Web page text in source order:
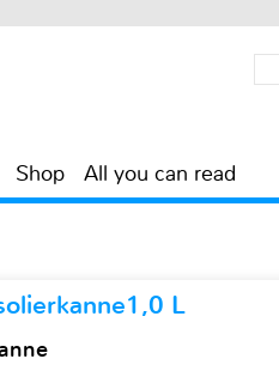
Shop All you can read
L